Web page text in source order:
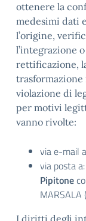
ottenere la
medesimi dati
l’origine,
l’integrazione
rettificazione,
violazione di
per motivi
vanno rivolte:
via e-mail
via posta
Pipitone
MARSALA
I diritti degli